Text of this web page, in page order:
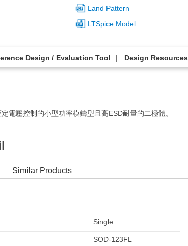
Land Pattern
LTSpice Model
Design / Evaluation Tool Design Resources
電壓控制的小型功率模鑄型且高ESD耐量的二極體。
Similar Products
Single
SOD-123FL